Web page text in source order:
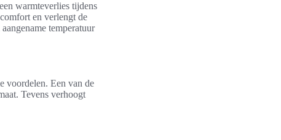
warmteverlies tijdens
en verlengt de
temperatuur
voordelen. Een van de
Tevens verhoogt